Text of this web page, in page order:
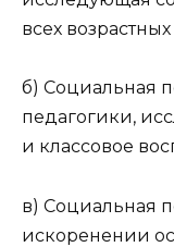
всех
б) Социальная
педагогики,
и классовое
в) Социальная
искоренении